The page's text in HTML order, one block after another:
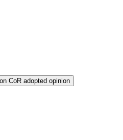
CoR adopted opinion